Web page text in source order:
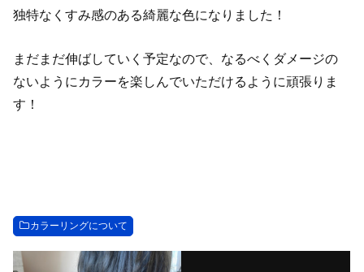
独特なくすみ感のある綺麗な色になりました！
まだまだ伸ばしていく予定なので、なるべくダメージの
ないようにカラーを楽しんでいただけるように頑張りま
す！
カラーリングについて